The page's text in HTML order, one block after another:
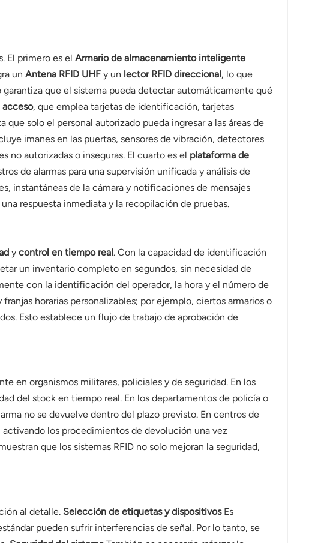
El primero es el Armario de almacenamiento inteligente
un Antena RFID UHFy un lector RFID direccional, lo que
que el sistema pueda detectar automáticamente qué
, que emplea tarjetas de identificación, tarjetas
solo el personal autorizado pueda ingresar a las áreas de
imanes en las puertas, sensores de vibración, detectores
no autorizadas o inseguras. El cuarto es el plataforma de
de alarmas para una supervisión unificada y análisis de
instantáneas de la cámara y notificaciones de mensajes
respuesta inmediata y la recopilación de pruebas.
y control en tiempo real. Con la capacidad de identificación
un inventario completo en segundos, sin necesidad de
con la identificación del operador, la hora y el número de
horarias personalizables; por ejemplo, ciertos armarios o
Esto establece un flujo de trabajo de aprobación de
en organismos militares, policiales y de seguridad. En los
del stock en tiempo real. En los departamentos de policía o
no se devuelve dentro del plazo previsto. En centros de
los procedimientos de devolución una vez
que los sistemas RFID no solo mejoran la seguridad,
al detalle. Selección de etiquetas y dispositivosEs
pueden sufrir interferencias de señal. Por lo tanto, se